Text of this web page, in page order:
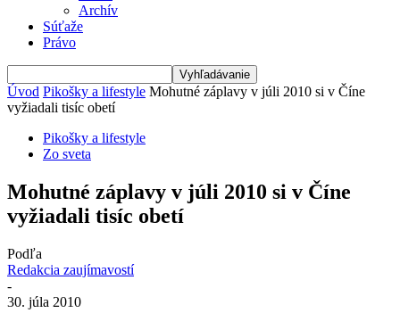
Archív
Súťaže
Právo
Úvod Pikošky a lifestyle Mohutné záplavy v júli 2010 si v Číne
vyžiadali tisíc obetí
Pikošky a lifestyle
Zo sveta
Mohutné záplavy v júli 2010 si v Číne
vyžiadali tisíc obetí
Podľa
Redakcia zaujímavostí
-
30. júla 2010